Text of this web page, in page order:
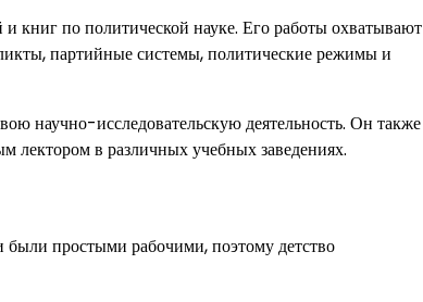
книг по политической науке. Его работы охватывают
партийные системы, политические режимы и
научно-исследовательскую деятельность. Он также
лектором в различных учебных заведениях.
простыми рабочими, поэтому детство